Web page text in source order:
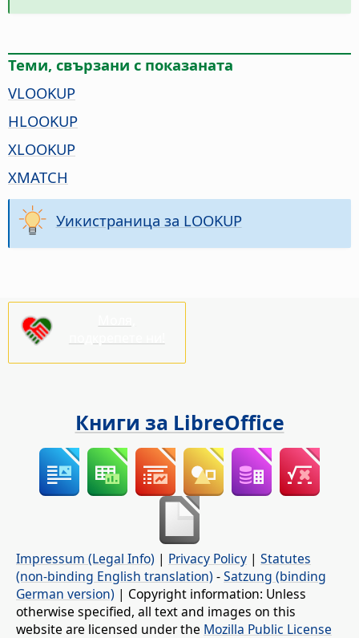
Теми, свързани с показаната
VLOOKUP
HLOOKUP
XLOOKUP
XMATCH
Уикистраница за LOOKUP
Книги за LibreOffice
Impressum (Legal Info) | Privacy Policy | Statutes
(non-binding English translation) -Satzung (binding
German version) | Copyright information: Unless
otherwise specified, all text and images on this
website are licensed under the Mozilla Public License